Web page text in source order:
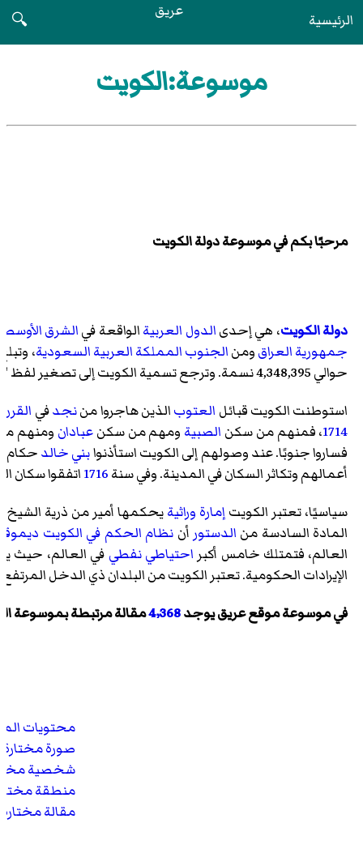
الرئيسية عريق
🔍
موسوعة:الكويت
مرحبًا بكم في موسوعة دولة الكويت
دولة الكويت، هي إحدىالدول العربيةالواقعة فيالشرق الأوسط
جمهورية العراقومنالجنوبالمملكة العربية السعودية، وتبلغ مساحتها
حوالي 4,348,395 نسمة. وترجع تسمية الكويت إلى تصغير لفظ "كوت"، وتعني كلمة كوت الحصن أو القلعة وقد شيد بالقرب من الساحل في
استوطنت الكويت قبائل العتوبالذين هاجروا مننجدفي
1714، فمنهم من سكن الصبية ومهم من سكنعبادان ومنهم
فساروا جنوبًا. عند وصولهم إلى الكويت استأذنوابني خالدحكام
أعمالهم وتكاثر السكان في المدينة. وفي سنة1716اتفقوا سكان
سياسيًا، تعتبر الكويتإمارة وراثيةيحكمها أمير من ذرية الشيخ
المادة السادسة من الدستور أن نظام الحكم في الكويت
العالم، فتمتلك خامس أكبر احتياطي نفطي في العالم، حيث يتواجد
الإيرادات الحكومية. تعتبر الكويت من البلدان ذي الدخل
فيموسوعة موقع عريقيوجد4٬368مقالة مرتبطة بموسوعة
محتويات
صورة مختارة
شخصية
منطقة
مقالة مختارة